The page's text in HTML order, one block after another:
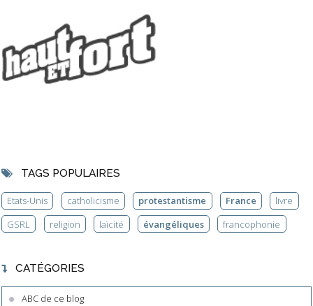
TAGS POPULAIRES
Etats-Unis catholicisme protestantisme France
livre
GSRL
religion laïcité évangéliques francophonie
CATÉGORIES
ABC de ce blog